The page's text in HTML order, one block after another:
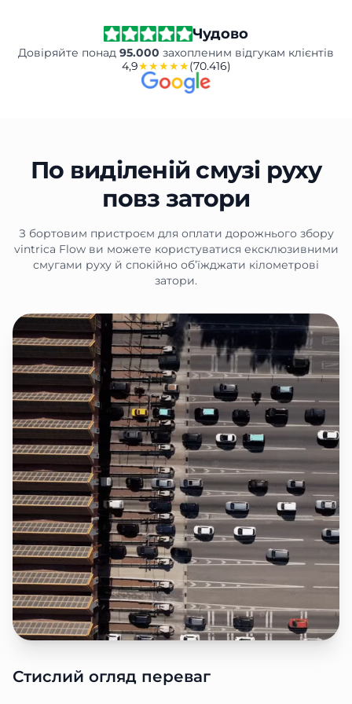
Чудово
Довіряйте понад 95.000 захопленим відгукам клієнтів
4,9★★★★★(70.416)
По виділеній смузі руху
повз затори
З бортовим пристроєм для оплати дорожнього збору
vintrica Flow ви можете користуватися ексклюзивними
смугами руху й спокійно об’їжджати кілометрові
затори.
Стислий огляд переваг